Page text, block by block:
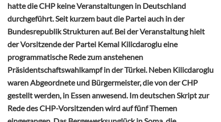
hatte die CHP keine Veranstaltungen in Deutschland
durchgeführt. Seit kurzem baut die Partei auch in der
Bundesrepublik Strukturen auf. Bei der Veranstaltung hielt
der Vorsitzende der Partei Kemal Kilicdaroglu eine
programmatische Rede zum anstehenen
Präsidentschaftswahlkampf in der Türkei. Neben Kilicdaroglu
waren Abgeordnete und Bürgermeister, die von der CHP
gestellt werden, in Essen anwesend. Im deutschen Skript zur
Rede des CHP-Vorsitzenden wird auf fünf Themen